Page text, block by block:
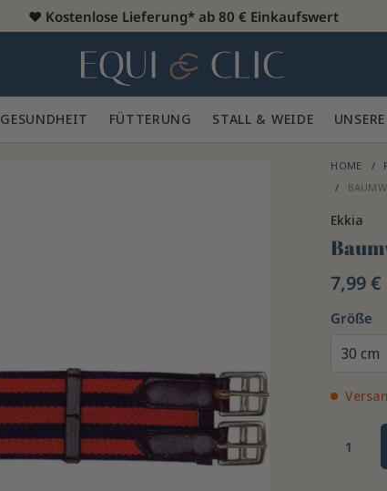
♥️ Kostenlose Lieferung* ab 80 € Einkaufswert
Heim
GESUNDHEIT ✨ FÜTTERUNG 🥕 STALL & WEIDE 🍃
HOME
Ekkia
7,99 €
Größe
30 cm